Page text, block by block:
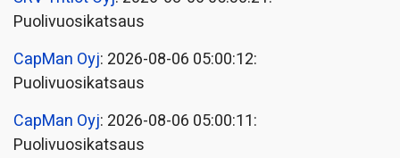
Puolivuosikatsaus
CapMan Oyj: 2026-08-06 05:00:12:
Puolivuosikatsaus
CapMan Oyj: 2026-08-06 05:00:11:
Puolivuosikatsaus